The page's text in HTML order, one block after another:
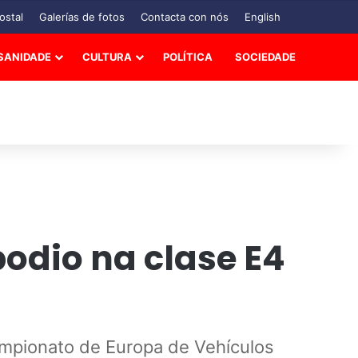
Galerías de fotos Contacta con nós English
CULTURA POLÍTICA SOCIEDADE
na clase E4
de Europa de Vehículos